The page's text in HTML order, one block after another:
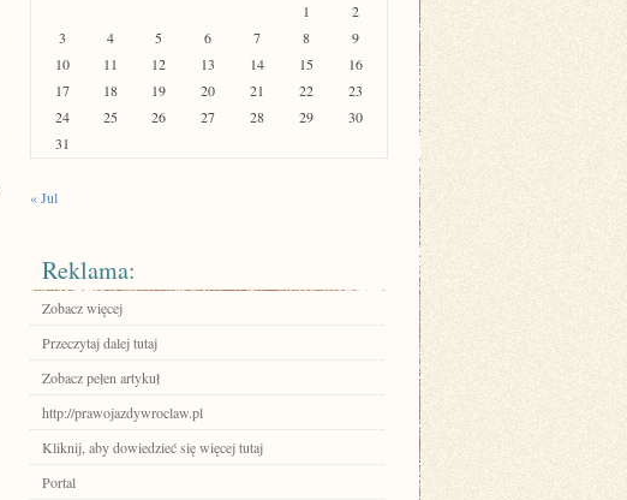
1
2
3
4 5 6 7 8
9
10
11 12 13 14 15
16
17
18 19 20 21 22
23
24
25 26 27 28 29
30
31
« Jul
Reklama:
Zobacz więcej
Przeczytaj dalej tutaj
Zobacz pełen artykuł
http://prawojazdywroclaw.pl
Kliknij, aby dowiedzieć się więcej tutaj
Portal